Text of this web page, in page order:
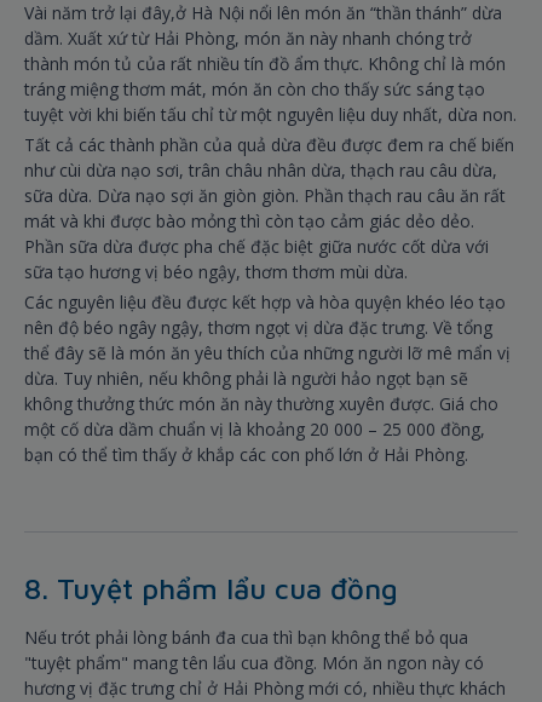
Vài năm trở lại đây,ở Hà Nội nổi lên món ăn “thần thánh” dừa
dầm. Xuất xứ từ Hải Phòng, món ăn này nhanh chóng trở
thành món tủ của rất nhiều tín đồ ẩm thực. Không chỉ là món
tráng miệng thơm mát, món ăn còn cho thấy sức sáng tạo
tuyệt vời khi biến tấu chỉ từ một nguyên liệu duy nhất, dừa non.
Tất cả các thành phần của quả dừa đều được đem ra chế biến
như cùi dừa nạo sơi, trân châu nhân dừa, thạch rau câu dừa,
sữa dừa. Dừa nạo sợi ăn giòn giòn. Phần thạch rau câu ăn rất
mát và khi được bào mỏng thì còn tạo cảm giác dẻo dẻo.
Phần sữa dừa được pha chế đặc biệt giữa nước cốt dừa với
sữa tạo hương vị béo ngậy, thơm thơm mùi dừa.
Các nguyên liệu đều được kết hợp và hòa quyện khéo léo tạo
nên độ béo ngây ngậy, thơm ngọt vị dừa đặc trưng. Về tổng
thể đây sẽ là món ăn yêu thích của những người lỡ mê mẩn vị
dừa. Tuy nhiên, nếu không phải là người hảo ngọt bạn sẽ
không thưởng thức món ăn này thường xuyên được. Giá cho
một cố dừa dầm chuẩn vị là khoảng 20 000 – 25 000 đồng,
bạn có thể tìm thấy ở khắp các con phố lớn ở Hải Phòng.
8. Tuyệt phẩm lẩu cua đồng
Nếu trót phải lòng bánh đa cua thì bạn không thể bỏ qua
"tuyệt phẩm" mang tên lẩu cua đồng. Món ăn ngon này có
hương vị đặc trưng chỉ ở Hải Phòng mới có, nhiều thực khách